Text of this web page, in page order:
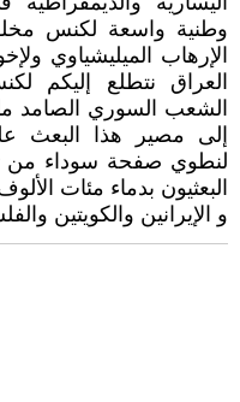
وطنية واسعة لكنس
الإرهاب الميليشياوي
العراق نتطلع إليكم
الشعب السوري الصامد
إلى مصير هذا البعث
لنطوي صفحة سوداء من
البعثيون بدماء مئات
و الإيرانين والكويتين